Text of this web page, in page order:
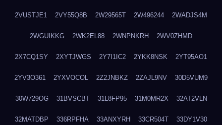
2VUSTJE1 2VY55Q8B 2W29565T 2W496244 2WADJS4M
2WGUIKKG 2WK2EL88 2WNPNKRH 2WV0ZHMD
2X7CQ1SY 2XYTJWGS 2Y7I1IC2 2YKK8NSK 2YT95AO1
2YV3O361 2YXVOCOL 2Z2JNBKZ 2ZAJL9NV 30D5VUM9
30W729OG 31BVSCBT 31L8FP95 31M0MR2X 32AT2VLN
32MATDBP 336RPFHA 33ANXYRH 33CR504T 33DY1V30